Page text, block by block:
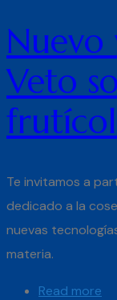
Nuevo
Veto
Te invitamos a
dedicado a la
nuevas
materia.
Read more